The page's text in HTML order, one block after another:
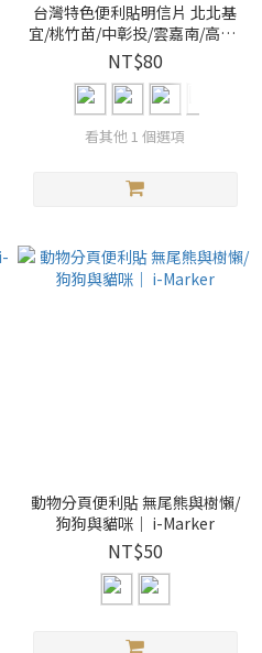
台灣特色便利貼明信片 北北基
宜/桃竹苗/中彰投/雲嘉南/高屏/
花蓮/台東｜ i-Marker
NT$80
看其他 1 個選項
動物分頁便利貼 無尾熊與樹懶/
狗狗與貓咪｜ i-Marker
NT$50